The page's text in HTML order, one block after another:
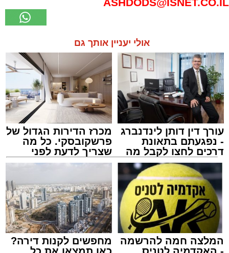
אולי יעניין אותך גם
עורך דין דותן לינדנברג
- נפגעתם בתאונת
דרכים לחצו לקבל מה
שמגיע לכם
מכרז הדירות הגדול של
פרשקובסקי. כל מה
שצריך לדעת לפני
שמגישים הצעה לדירה
המלצה חמה להרשמה
מחפשים לקנות דירה?